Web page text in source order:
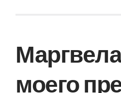
моего